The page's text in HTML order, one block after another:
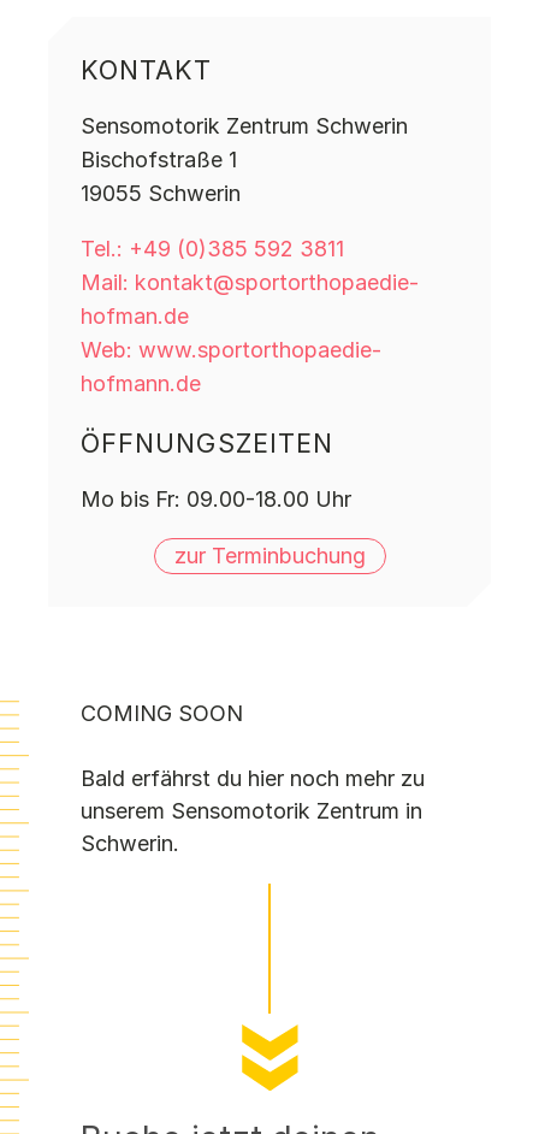
KONTAKT
Sensomotorik Zentrum Schwerin
Bischofstraße 1
19055 Schwerin
Tel.: +49 (0)385 592 3811
Mail: kontakt@sportorthopaedie-
hofman.de
Web: www.sportorthopaedie-
hofmann.de
ÖFFNUNGSZEITEN
Mo bis Fr: 09.00-18.00 Uhr
zur Terminbuchung
COMING SOON
Bald erfährst du hier noch mehr zu
unserem Sensomotorik Zentrum in
Schwerin.